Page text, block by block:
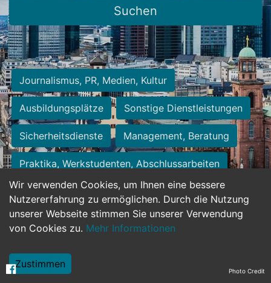
Wir verwenden Cookies, um Ihnen eine bessere
Nutzererfahrung zu ermöglichen. Durch die Nutzung
unserer Webseite stimmen Sie unserer Verwendung
von Cookies zu. Mehr Informationen
Zustimmen
Suchen
Journalismus, PR, Medien, Kultur
Ausbildungsplätze Sonstige Dienstleistungen
Sicherheitsdienste Management, Beratung
Praktika, Werkstudenten, Abschlussarbeiten
Personalwesen Assistenz, Sekretariat
Hilfskräfte, Aushilfs- und Nebenjobs
Weiterbildung, Studium, duale Ausbildung Photo Credit